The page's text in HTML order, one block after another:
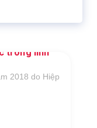
trong lĩnh
2018 do Hiệp